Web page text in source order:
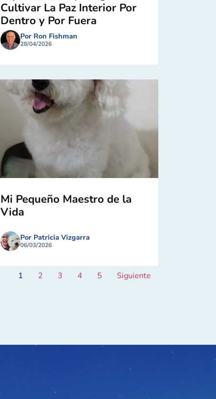
Cultivar La Paz Interior Por
Dentro y Por Fuera
Por Ron Fishman
28/04/2026
Mi Pequeño Maestro de la
Vida
Por Patricia Vizgarra
06/03/2026
1 2 3 4 5 Siguiente